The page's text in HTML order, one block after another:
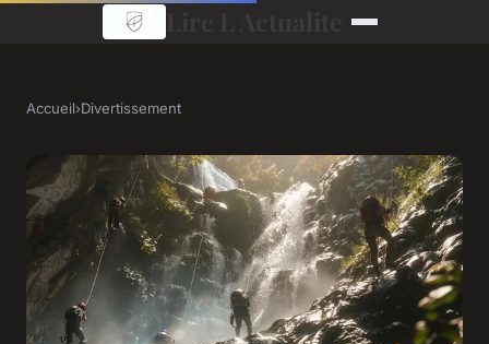
Accueil›Divertissement